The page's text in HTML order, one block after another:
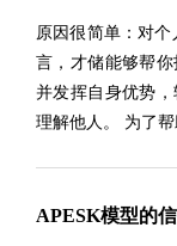
原因很简单：对
言，才储能够帮
并发挥自身优势
理解他人。 为了帮
APESK模型的